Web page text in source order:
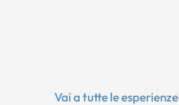
Vai a tutte le esperienze